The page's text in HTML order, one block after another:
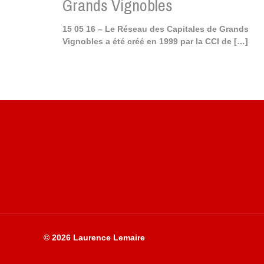
Grands Vignobles
15 05 16 – Le Réseau des Capitales de Grands
Vignobles a été créé en 1999 par la CCI de[…]
© 2026 Laurence Lemaire